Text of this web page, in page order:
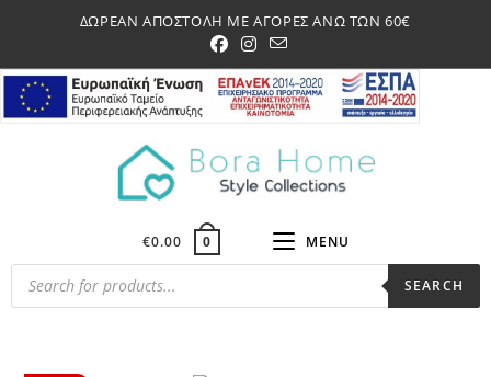
ΔΩΡΕΑΝ ΑΠΟΣΤΟΛΗ ΜΕ ΑΓΟΡΕΣ ΑΝΩ ΤΩΝ 60€
€0.00 0 MENU
Products
search
SEARCH